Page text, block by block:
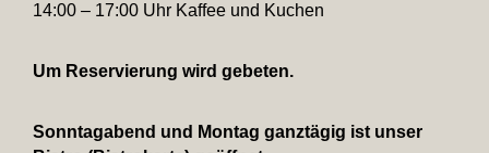
14:00 – 17:00 Uhr Kaffee und Kuchen
Um Reser­vie­rung wird gebeten.
Sonn­tag­abend und Montag ganz­tägig ist unser